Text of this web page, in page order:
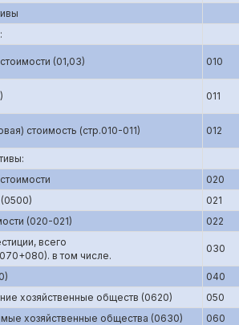
(01,03) 010
011
стоимость (стр.010-011) 012
020
021
(020-021)
022
всего
в том числе.
030
040
хозяйственные обществ (0620)
050
хозяйственные общества (0630)
060